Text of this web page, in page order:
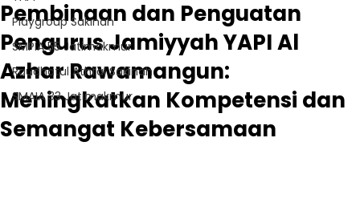
Playgroup Sakinah
SMPIA 55 Jatimakmur
Raudhatul Athfal Sakinah
SMAIA 33 Jatimakmur
Pembinaan dan Penguatan
Pengurus Jamiyyah YAPI Al
Azhar Rawamangun:
Meningkatkan Kompetensi dan
Semangat Kebersamaan